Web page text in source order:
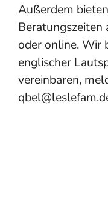
Außerdem
Beratungszeiten
oder online. Wir
englischer
vereinbaren,